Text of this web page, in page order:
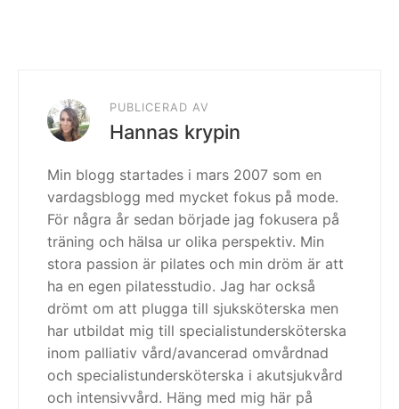
PUBLICERAD AV
Hannas krypin
Min blogg startades i mars 2007 som en
vardagsblogg med mycket fokus på mode.
För några år sedan började jag fokusera på
träning och hälsa ur olika perspektiv. Min
stora passion är pilates och min dröm är att
ha en egen pilatesstudio. Jag har också
drömt om att plugga till sjuksköterska men
har utbildat mig till specialistundersköterska
inom palliativ vård/avancerad omvårdnad
och specialistundersköterska i akutsjukvård
och intensivvård. Häng med mig här på